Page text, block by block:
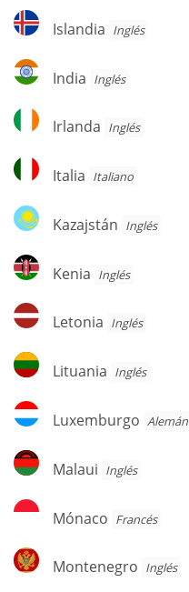
Islandia
Islandia Inglés
India
India Inglés
Irlanda
Irlanda Inglés
Italia
Italia Italiano
Kazajstán
Kazajstán Inglés
Kenia
Kenia Inglés
Letonia
Letonia Inglés
Lituania
Lituania Inglés
Luxemburgo
Luxemburgo Alemán
Malaui
Malaui Inglés
Mónaco
Mónaco Francés
Montenegro
Montenegro Inglés